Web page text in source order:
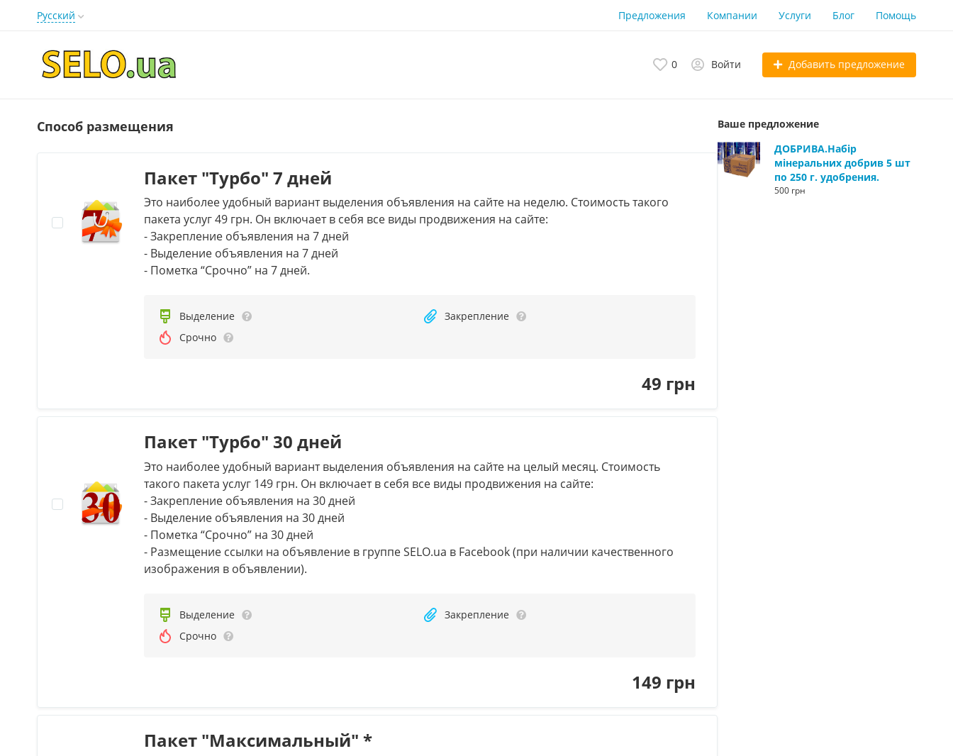
Русский Предложения Компании Услуги Блог Помощь
0 Войти Добавить предложение
Способ размещения
Пакет "Турбо" 7 дней
Это наиболее удобный вариант выделения объявления на сайте на неделю. Стоимость такого
пакета услуг 49 грн. Он включает в себя все виды продвижения на сайте:
- Закрепление объявления на 7 дней
- Выделение объявления на 7 дней
- Пометка “Срочно” на 7 дней.
Выделение
Закрепление
Срочно
49 грн
Пакет "Турбо" 30 дней
Это наиболее удобный вариант выделения объявления на сайте на целый месяц. Стоимость
такого пакета услуг 149 грн. Он включает в себя все виды продвижения на сайте:
- Закрепление объявления на 30 дней
- Выделение объявления на 30 дней
- Пометка “Срочно” на 30 дней
- Размещение ссылки на объявление в группе SELO.ua в Facebook (при наличии качественного
изображения в объявлении).
Выделение
Закрепление
Срочно
149 грн
Пакет "Максимальный" *
Ваше предложение
ДОБРИВА.Набір
мінеральних добрив 5 шт
по 250 г. удобрения.
500 грн